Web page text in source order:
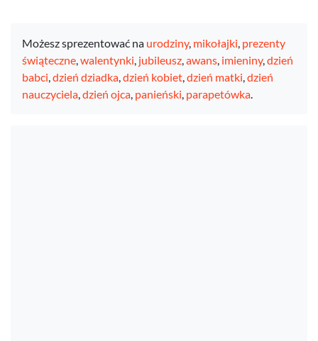
Możesz sprezentować na urodziny, mikołajki, prezenty
świąteczne,walentynki, jubileusz,awans, imieniny,dzień
babci,dzień dziadka,dzień kobiet,dzień matki,dzień
nauczyciela,dzień ojca, panieński, parapetówka.